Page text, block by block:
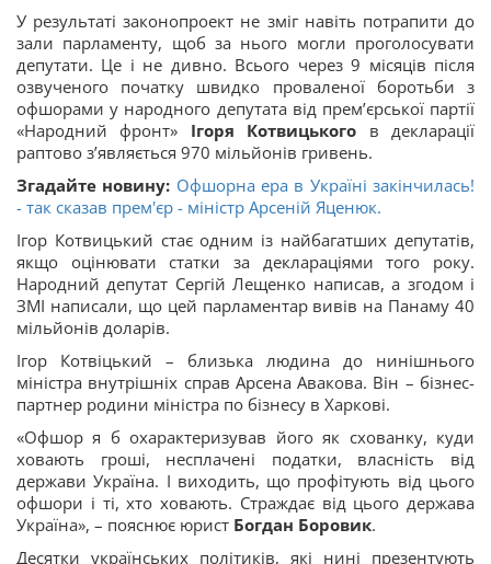
У результаті законопроект не зміг навіть потрапити до
зали парламенту, щоб за нього могли проголосувати
депутати. Це і не дивно. Всього через 9 місяців після
озвученого початку швидко проваленої боротьби з
офшорами у народного депутата від прем’єрської партії
«Народний фронт» Ігоря Котвицького в декларації
раптово з’являється 970 мільйонів гривень.
Згадайте новину: Офшорна ера в Україні закінчилась!
- так сказав прем'єр - міністр Арсеній Яценюк.
Ігор Котвицький стає одним із найбагатших депутатів,
якщо оцінювати статки за деклараціями того року.
Народний депутат Сергій Лещенко написав, а згодом і
ЗМІ написали, що цей парламентар вивів на Панаму 40
мільйонів доларів.
Ігор Котвіцький – близька людина до нинішнього
міністра внутрішніх справ Арсена Авакова. Він – бізнес-
партнер родини міністра по бізнесу в Харкові.
«Офшор я б охарактеризував його як схованку, куди
ховають гроші, несплачені податки, власність від
держави Україна. І виходить, що профітують від цього
офшори і ті, хто ховають. Страждає від цього держава
Україна», – пояснює юрист Богдан Боровик.
Десятки українських політиків, які нині презентують